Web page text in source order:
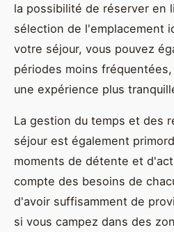
la possibilité de réserver en
sélection de l'emplacement
votre séjour, vous pouvez
périodes moins
une expérience plus
La gestion du temps et des
séjour est également
moments de détente et
compte des besoins de
d'avoir suffisamment de
si vous campez dans des